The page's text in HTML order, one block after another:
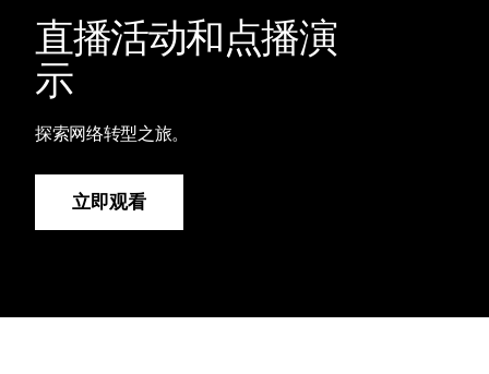
直播活动和点播演
示
探索网络转型之旅。
立即观看